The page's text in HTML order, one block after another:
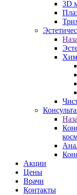
3D
Акции
Цены
Врачи
Контакты